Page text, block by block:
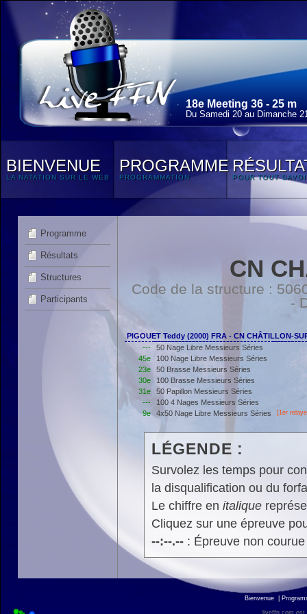
18e Meeting 36 - 25 m
Du Samedi 20 au Dimanche
BIENVENUE
LA NATATION SUR LE WEB
PROGRAMME
PROGRAMMATION POUR TOUT
Programme
Résultats
Structures
Participants
CN
Code de la structure :
-
PIGOUET Teddy (2000) FRA - CN CHÂTILLON-
---
50 Nage Libre Messieurs Séries
45e
100 Nage Libre Messieurs Séries
23e
50 Brasse Messieurs Séries
30e
100 Brasse Messieurs Séries
31e
50 Papillon Messieurs Séries
---
100 4 Nages Messieurs Séries
9e
4x50 Nage Libre Messieurs Séries [1er
LÉGENDE :
Survolez les temps pour
la disqualification ou du
Le chiffre en italique
Cliquez sur une épreuve
--:--.--: Épreuve non
Bienvenue
liveffn.com est